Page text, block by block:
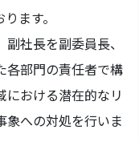
ます。
社長を副委員長、
各部門の責任者で構
における潜在的なリ
象への対処を行いま